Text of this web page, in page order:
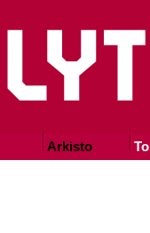
Arkisto